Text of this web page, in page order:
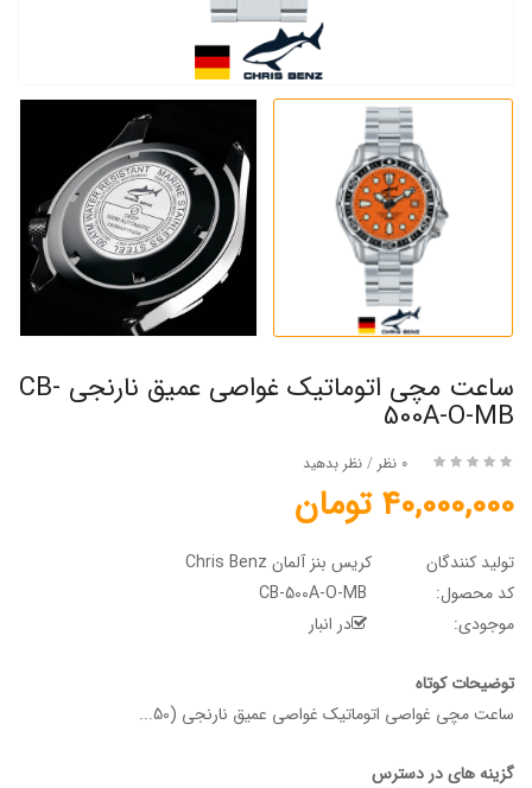
ساعت مچی اتوماتیک غواصی عمیق نارنجی CB-
500A-O-MB
0 نظر / نظر بدهید
40,000,000 تومان
تولید کنندگان
کریس بنز آلمان Chris Benz
کد محصول:
موجودی:
در انبار
توضیحات کوتاه
ساعت مچی غواصی اتوماتیک غواصی عمیق نارنجی (50...
گزینه های در دسترس